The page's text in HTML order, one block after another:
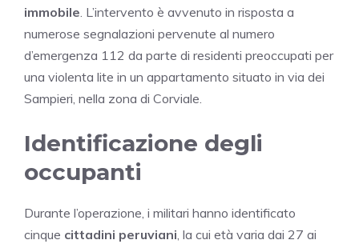
immobile. L’intervento è avvenuto in risposta a
numerose segnalazioni pervenute al numero
d’emergenza 112 da parte di residenti preoccupati per
una violenta lite in un appartamento situato in via dei
Sampieri, nella zona di Corviale.
Identificazione degli
occupanti
Durante l’operazione, i militari hanno identificato
cinque cittadini peruviani, la cui età varia dai 27 ai